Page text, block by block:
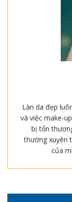
Làn da đẹp
và việc make-
bị tổn
thường xuyên
của